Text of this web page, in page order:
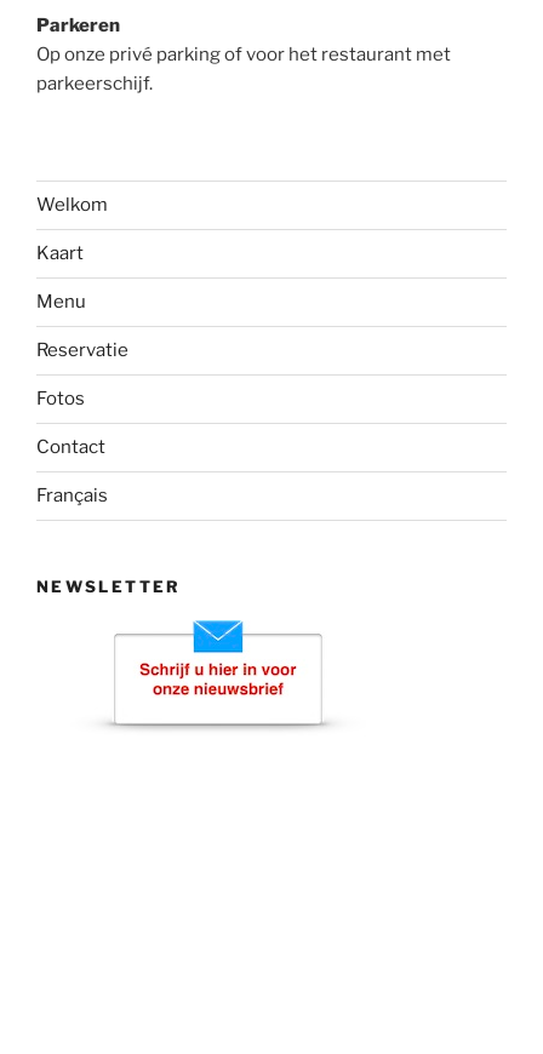
Parkeren
Op onze privé parking of voor het restaurant met
parkeerschijf.
Welkom
Kaart
Menu
Reservatie
Fotos
Contact
Français
NEWSLETTER